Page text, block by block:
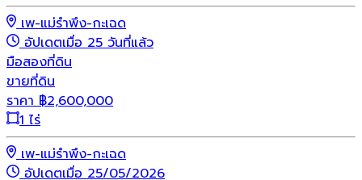
เพ-แม่รำพึง-กะเฉด
อัปเดตเมื่อ 25 วันที่แล้ว
มือสองที่ดิน
ขายที่ดิน
ราคา ฿2,600,000
1 ไร่
เพ-แม่รำพึง-กะเฉด
อัปเดตเมื่อ 25/05/2026